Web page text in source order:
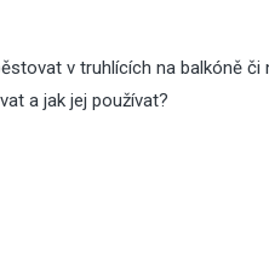
v truhlících na balkóně či
a jak jej používat?